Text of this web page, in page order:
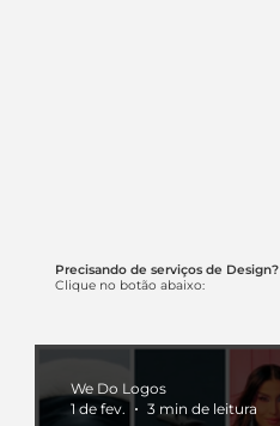
Precisando de serviços de Design?
Clique no botão abaixo:
We Do Logos
1 de fev.
3 min de leitura